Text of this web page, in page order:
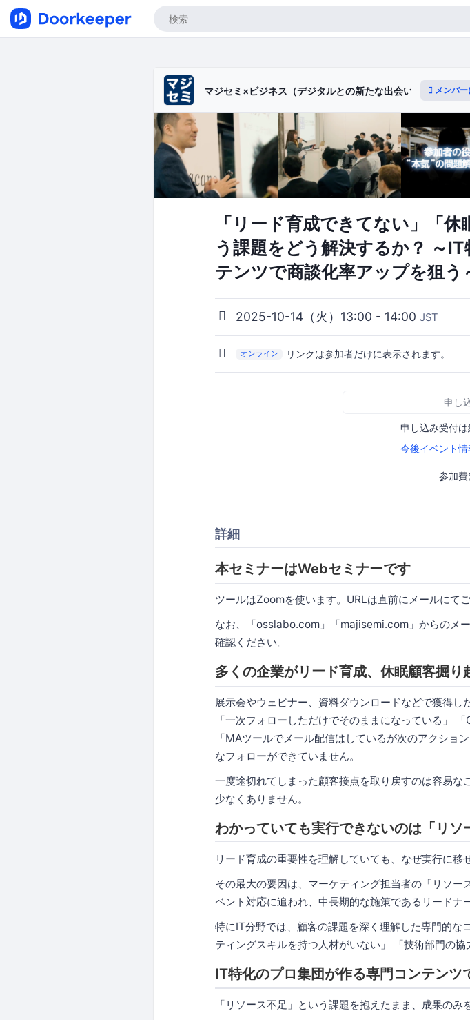
マジセミ×ビジネス（デジタルとの新たな出会いと体験）
メンバ
「リード育成できてない」「
う課題をどう解決するか？ ～
テンツで商談化率アップを狙う
2025-10-14（火）13:00 - 14:00 JST
オンライン リンクは参加者だけに表示されます。
申し
申し込み受付
今後イベント
参加
詳細
本セミナーはWebセミナーです
ツールはZoomを使います。URLは直前にメールにてご
なお、「osslabo.com」「majisemi.com」からのメ
確認ください。
多くの企業がリード育成、休眠顧客掘り
展示会やウェビナー、資料ダウンロードなどで獲得
「一次フォローしただけでそのままになっている」
「MAツールでメール配信はしているが次のアクショ
なフォローができていません。
一度途切れてしまった顧客接点を取り戻すのは容易
少なくありません。
わかっていても実行できないのは「リソ
リード育成の重要性を理解していても、なぜ実行に移
その最大の要因は、マーケティング担当者の「リソ
ベント対応に追われ、中長期的な施策であるリードナ
特にIT分野では、顧客の課題を深く理解した専門的な
ティングスキルを持つ人材がいない」 「技術部門の
IT特化のプロ集団が作る専門コンテンツ
「リソース不足」という課題を抱えたまま、成果のみ